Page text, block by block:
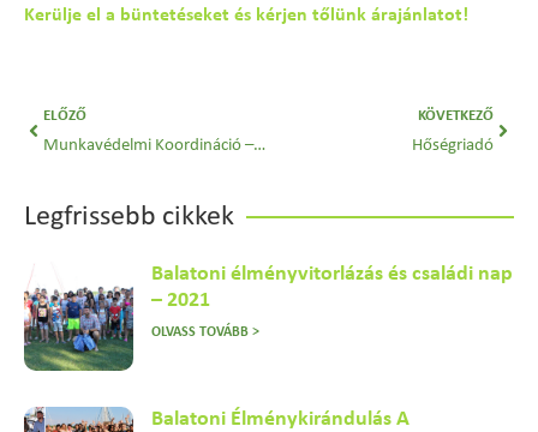
Kerülje el a büntetéseket és kérjen tőlünk árajánlatot!
ELŐZŐ
Munkavédelmi Koordináció – Összhangban Az Erő
KÖVETKEZŐ
Hőségriadó
Legfrissebb cikkek
Balatoni élményvitorlázás és családi nap
– 2021
OLVASS TOVÁBB >
Balatoni Élménykirándulás A